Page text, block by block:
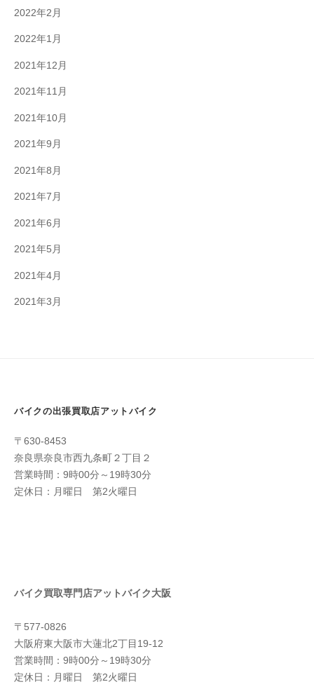
2022年2月
2022年1月
2021年12月
2021年11月
2021年10月
2021年9月
2021年8月
2021年7月
2021年6月
2021年5月
2021年4月
2021年3月
バイクの出張買取店アットバイク
〒630-8453
奈良県奈良市西九条町２丁目２
営業時間：9時00分～19時30分
定休日：月曜日 第2火曜日
バイク買取専門店アットバイク大阪
〒577-0826
大阪府東大阪市大蓮北2丁目19-12
営業時間：9時00分～19時30分
定休日：月曜日 第2火曜日